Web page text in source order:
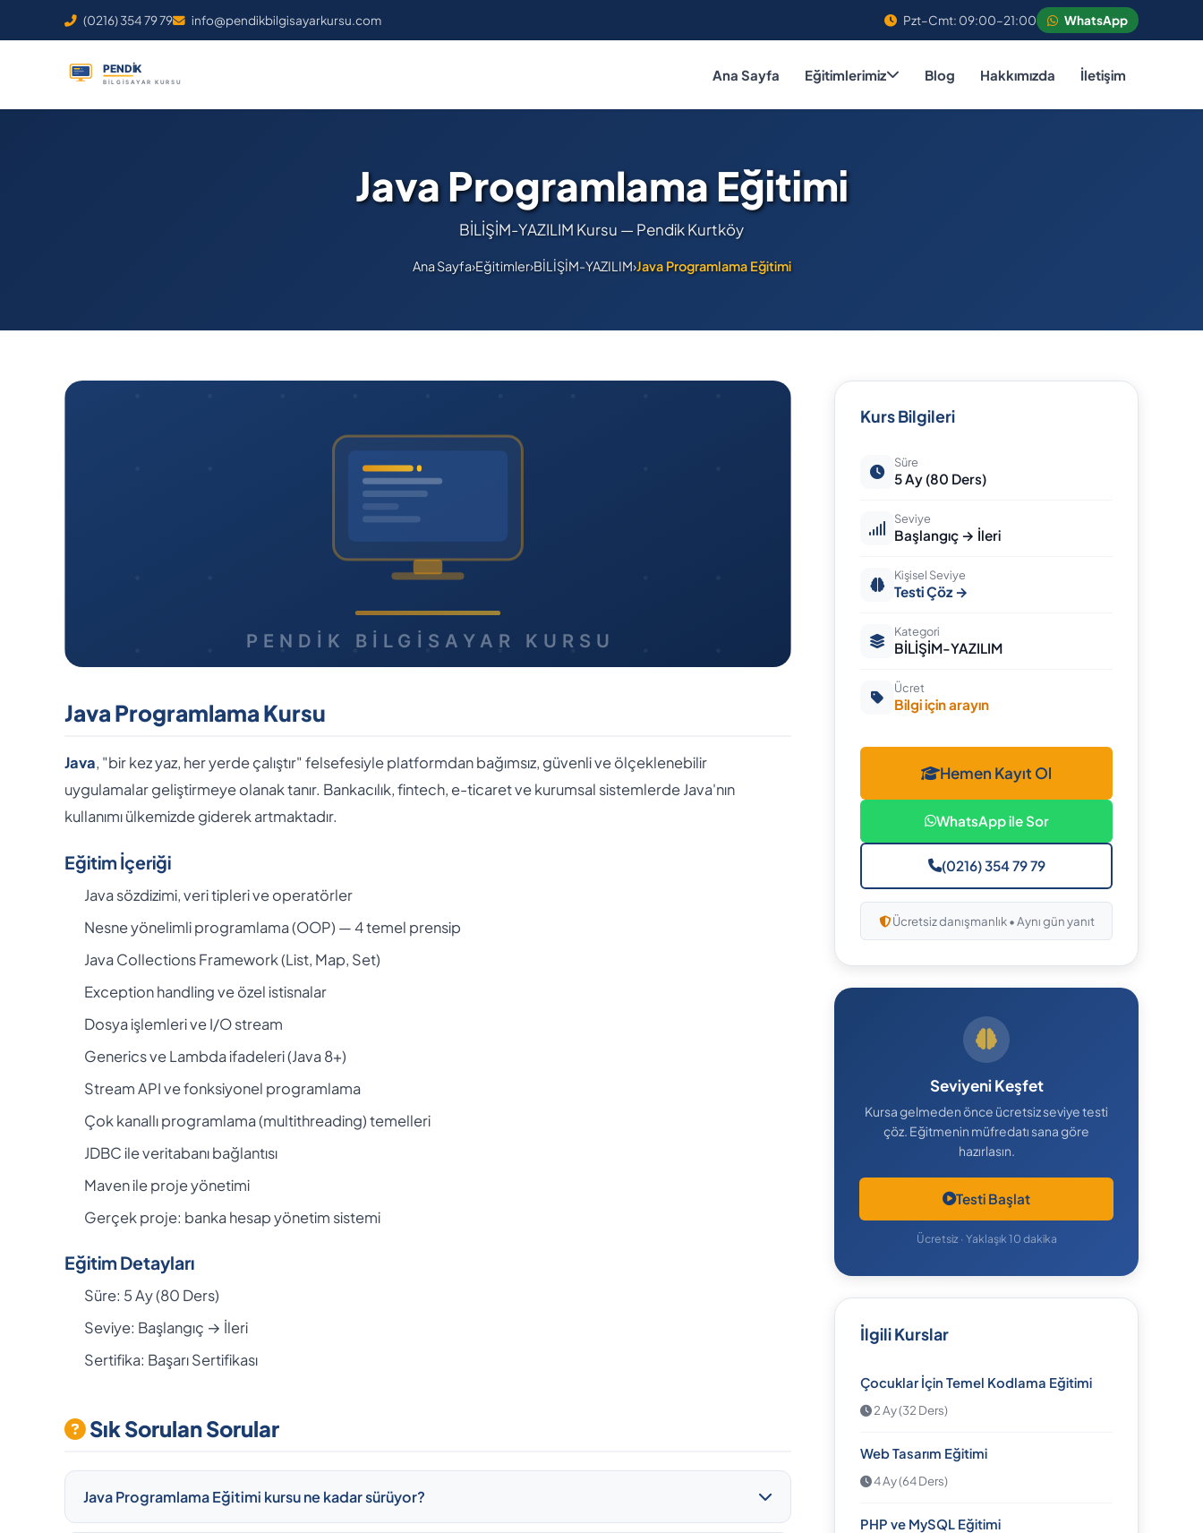
(0216) 354 79 79 info@pendikbilgisayarkursu.com Pzt–Cmt: 09:00–21:00 WhatsApp
Ana Sayfa Eğitimlerimiz Blog Hakkımızda İletişim
Java Programlama Eğitimi
BİLİŞİM-YAZILIM Kursu — Pendik Kurtköy
Ana Sayfa›Eğitimler›BİLİŞİM-YAZILIM›Java Programlama Eğitimi
Java Programlama Kursu
Java, "bir kez yaz, her yerde çalıştır" felsefesiyle platformdan bağımsız, güvenli ve ölçeklenebilir
uygulamalar geliştirmeye olanak tanır. Bankacılık, fintech, e-ticaret ve kurumsal sistemlerde Java'nın
kullanımı ülkemizde giderek artmaktadır.
Eğitim İçeriği
Java sözdizimi, veri tipleri ve operatörler
Nesne yönelimli programlama (OOP) — 4 temel prensip
Java Collections Framework (List, Map, Set)
Exception handling ve özel istisnalar
Dosya işlemleri ve I/O stream
Generics ve Lambda ifadeleri (Java 8+)
Stream API ve fonksiyonel programlama
Çok kanallı programlama (multithreading) temelleri
JDBC ile veritabanı bağlantısı
Maven ile proje yönetimi
Gerçek proje: banka hesap yönetim sistemi
Eğitim Detayları
Süre: 5 Ay (80 Ders)
Seviye: Başlangıç → İleri
Sertifika: Başarı Sertifikası
Sık Sorulan Sorular
Java Programlama Eğitimi kursu ne kadar sürüyor?
Kurs Bilgileri
Süre
5 Ay (80 Ders)
Seviye
Başlangıç → İleri
Kişisel Seviye
Testi Çöz →
Kategori
BİLİŞİM-YAZILIM
Ücret
Bilgi için arayın
Hemen Kayıt Ol
WhatsApp ile Sor
(0216) 354 79 79
Ücretsiz danışmanlık • Aynı gün yanıt
Seviyeni Keşfet
Kursa gelmeden önce ücretsiz seviye testi
çöz. Eğitmenin müfredatı sana göre
hazırlasın.
Testi Başlat
Ücretsiz · Yaklaşık 10 dakika
İlgili Kurslar
Çocuklar İçin Temel Kodlama Eğitimi
2 Ay (32 Ders)
Web Tasarım Eğitimi
4 Ay (64 Ders)
PHP ve MySQL Eğitimi